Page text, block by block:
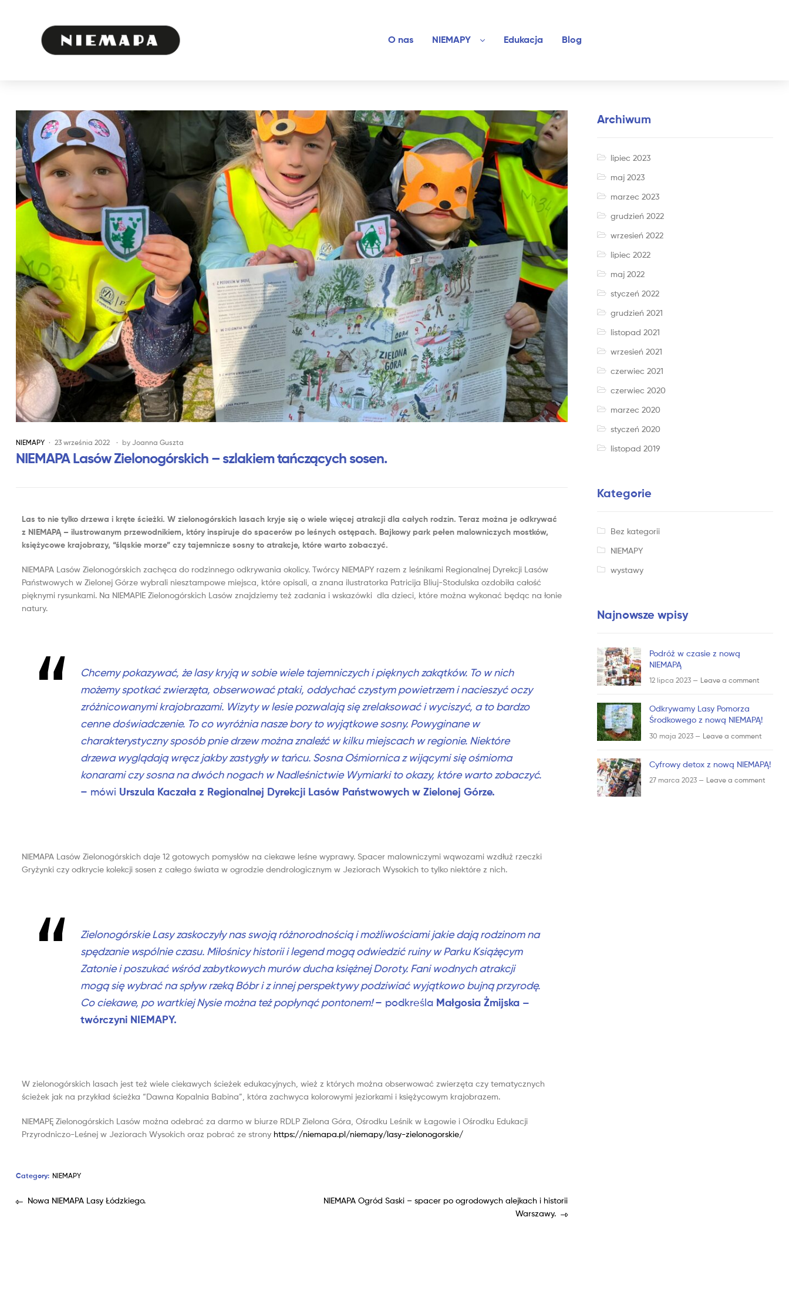
O nas NIEMAPY Edukacja Blog
NIEMAPY 23 września 2022 by Joanna Guszta
NIEMAPA Lasów Zielonogórskich – szlakiem tańczących sosen.
Las to nie tylko drzewa i kręte ścieżki. W zielonogórskich lasach kryje się o wiele więcej atrakcji dla całych rodzin. Teraz można je odkrywać
z NIEMAPĄ – ilustrowanym przewodnikiem, który inspiruje do spacerów po leśnych ostępach. Bajkowy park pełen malowniczych mostków,
księżycowe krajobrazy, “śląskie morze” czy tajemnicze sosny to atrakcje, które warto zobaczyć.
NIEMAPA Lasów Zielonogórskich zachęca do rodzinnego odkrywania okolicy. Twórcy NIEMAPY razem z leśnikami Regionalnej Dyrekcji Lasów
Państwowych w Zielonej Górze wybrali niesztampowe miejsca, które opisali, a znana ilustratorka Patricija Bliuj-Stodulska ozdobiła całość
pięknymi rysunkami. Na NIEMAPIE Zielonogórskich Lasów znajdziemy też zadania i wskazówki dla dzieci, które można wykonać będąc na łonie
natury.
Chcemy pokazywać, że lasy kryją w sobie wiele tajemniczych i pięknych zakątków. To w nich
możemy spotkać zwierzęta, obserwować ptaki, oddychać czystym powietrzem i nacieszyć oczy
zróżnicowanymi krajobrazami. Wizyty w lesie pozwalają się zrelaksować i wyciszyć, a to bardzo
cenne doświadczenie. To co wyróżnia nasze bory to wyjątkowe sosny. Powyginane w
charakterystyczny sposób pnie drzew można znaleźć w kilku miejscach w regionie. Niektóre
drzewa wyglądają wręcz jakby zastygły w tańcu. Sosna Ośmiornica z wijącymi się ośmioma
konarami czy sosna na dwóch nogach w Nadleśnictwie Wymiarki to okazy, które warto zobaczyć.
– mówi Urszula Kaczała z Regionalnej Dyrekcji Lasów Państwowych w Zielonej Górze.
NIEMAPA Lasów Zielonogórskich daje 12 gotowych pomysłów na ciekawe leśne wyprawy. Spacer malowniczymi wąwozami wzdłuż rzeczki
Gryżynki czy odkrycie kolekcji sosen z całego świata w ogrodzie dendrologicznym w Jeziorach Wysokich to tylko niektóre z nich.
Zielonogórskie Lasy zaskoczyły nas swoją różnorodnością i możliwościami jakie dają rodzinom na
spędzanie wspólnie czasu. Miłośnicy historii i legend mogą odwiedzić ruiny w Parku Książęcym
Zatonie i poszukać wśród zabytkowych murów ducha księżnej Doroty. Fani wodnych atrakcji
mogą się wybrać na spływ rzeką Bóbr i z innej perspektywy podziwiać wyjątkowo bujną przyrodę.
Co ciekawe, po wartkiej Nysie można też popłynąć pontonem!– podkreśla Małgosia Żmijska –
twórczyni NIEMAPY.
W zielonogórskich lasach jest też wiele ciekawych ścieżek edukacyjnych, wież z których można obserwować zwierzęta czy tematycznych
ścieżek jak na przykład ścieżka “Dawna Kopalnia Babina”, która zachwyca kolorowymi jeziorkami i księżycowym krajobrazem.
NIEMAPĘ Zielonogórskich Lasów można odebrać za darmo w biurze RDLP Zielona Góra, Ośrodku Leśnik w Łagowie i Ośrodku Edukacji
Przyrodniczo-Leśnej w Jeziorach Wysokich oraz pobrać ze strony https://niemapa.pl/niemapy/lasy-zielonogorskie/
Category: NIEMAPY
Nowa NIEMAPA Lasy Łódzkiego.
NIEMAPA Ogród Saski – spacer po ogrodowych alejkach i historii
Warszawy.
Archiwum
lipiec 2023
maj 2023
marzec 2023
grudzień 2022
wrzesień 2022
lipiec 2022
maj 2022
styczeń 2022
grudzień 2021
listopad 2021
wrzesień 2021
czerwiec 2021
czerwiec 2020
marzec 2020
styczeń 2020
listopad 2019
Kategorie
Bez kategorii
NIEMAPY
wystawy
Najnowsze wpisy
Podróż w czasie z nową
NIEMAPĄ
12 lipca 2023 — Leave a comment
Odkrywamy Lasy Pomorza
Środkowego z nową NIEMAPĄ!
30 maja 2023 — Leave a comment
Cyfrowy detox z nową NIEMAPĄ!
27 marca 2023 — Leave a comment